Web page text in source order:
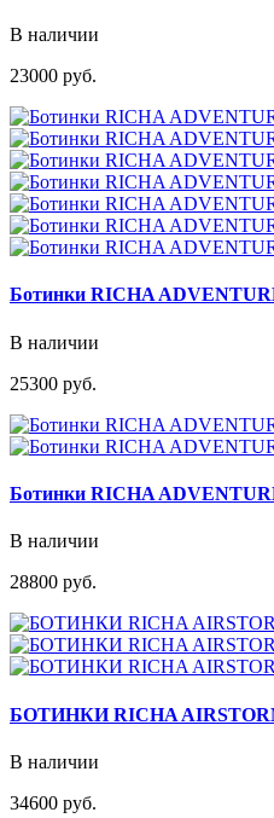
В наличии
23000 руб.
Ботинки RICHA
В наличии
25300 руб.
Ботинки RICHA
В наличии
28800 руб.
БОТИНКИ RICHA
В наличии
34600 руб.